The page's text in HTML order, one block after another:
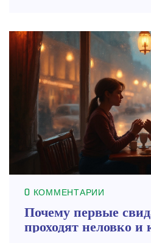
0 КОММЕНТАРИИ
Почему первые
проходят неловко